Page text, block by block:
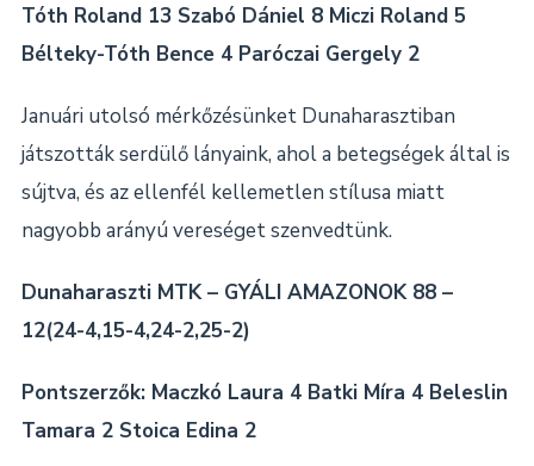
Tóth Roland 13 Szabó Dániel 8 Miczi Roland 5
Bélteky-Tóth Bence 4 Paróczai Gergely 2
Januári utolsó mérkőzésünket Dunaharasztiban
játszották serdülő lányaink, ahol a betegségek által is
sújtva, és az ellenfél kellemetlen stílusa miatt
nagyobb arányú vereséget szenvedtünk.
Dunaharaszti MTK – GYÁLI AMAZONOK 88 –
12(24-4,15-4,24-2,25-2)
Pontszerzők: Maczkó Laura 4 Batki Míra 4 Beleslin
Tamara 2 Stoica Edina 2